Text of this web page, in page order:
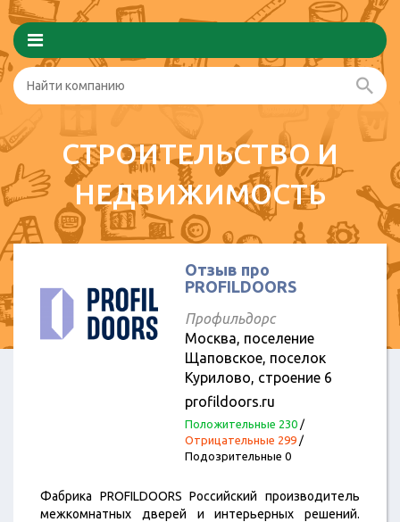
СТРОИТЕЛЬСТВО И
НЕДВИЖИМОСТЬ
Отзыв про
PROFILDOORS
Профильдорс
Москва, поселение
Щаповское, поселок
Курилово, строение 6
profildoors.ru
Положительные 230/
Отрицательные 299/
Подозрительные 0
Фабрика PROFILDOORS Российский производитель
межкомнатных дверей и интерьерных решений.